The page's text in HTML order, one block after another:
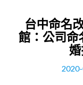
台中命名
館：公司命